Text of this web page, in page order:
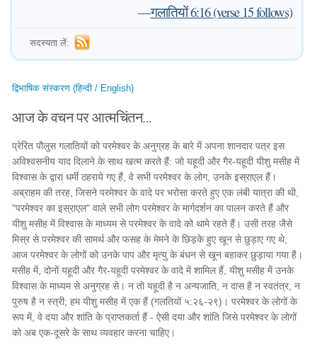
—गलातियों 6:16 (verse 15 follows)
सदस्यता लें:
द्विभाषिक संस्करण (हिन्दी / English)
आज के वचन पर आत्मचिंतन...
प्रेरित पौलुस गलातियों को परमेश्वर के अनुग्रह के बारे में अपना शानदार पत्र इस
अविश्वसनीय याद दिलाने के साथ खत्म करते हैं: जो यहूदी और गैर-यहूदी यीशु मसीह में
विश्वास के द्वारा धर्मी ठहराये गए हैं, वे सभी परमेश्वर के लोग, उनके इस्राएल हैं।
अब्राहम की तरह, जिसने परमेश्वर के वादे पर भरोसा करते हुए एक लंबी यात्रा की थी,
"परमेश्वर का इस्राएल" वाले सभी लोग परमेश्वर के मार्गदर्शन का पालन करते हैं और
यीशु मसीह में विश्वास के माध्यम से परमेश्वर के वादे को थामे रहते हैं। उसी तरह जैसे
मिस्र से परमेश्वर की सामर्थ और फसह के मेमने के छिड़के हुए खून से छुड़ाए गए थे,
आज परमेश्वर के लोगों को उनके पाप और मृत्यु के बंधन से खून बहाकर छुड़ाया गया है।
मसीह में, दोनों यहूदी और गैर-यहूदी परमेश्वर के वादे में शामिल हैं, यीशु मसीह में उनके
विश्वास के माध्यम से अनुग्रह से। न तो यहूदी है न अन्यजाति, न दास है न स्वतंत्र, न
पुरुष है न स्त्री; हम यीशु मसीह में एक हैं (गलतियों ५:२६-२९)। परमेश्वर के लोगों के
रूप में, वे दया और शांति के प्राप्तकर्ता हैं - ऐसी दया और शांति जिसे परमेश्वर के लोगों
को अब एक-दूसरे के साथ व्यवहार करना चाहिए।